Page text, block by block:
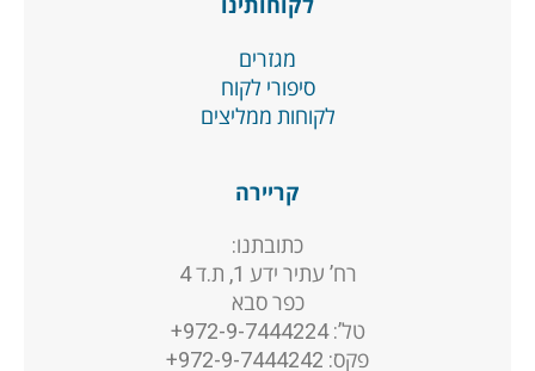
מגזרים
סיפורי לקוח
לקוחות ממליצים
קריירה
כתובתנו:
רח’ עתיר ידע 1, ת.ד 4
כפר סבא
טל’: 972-9-7444224+
פקס: 972-9-7444242+